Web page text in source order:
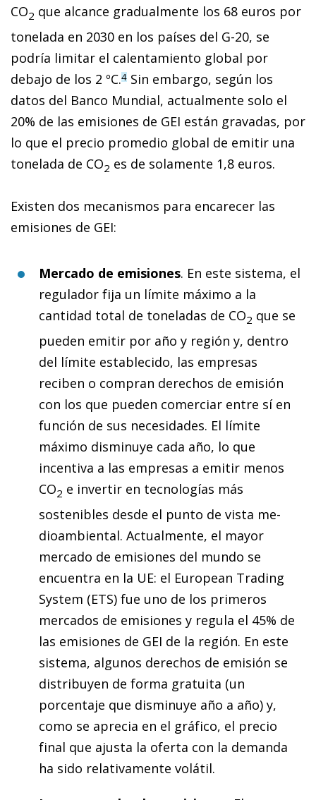
CO2 que alcance gradualmente los 68 euros por
tonelada en 2030 en los países del G-20, se
podría limitar el calentamiento global por
debajo de los 2 ºC.4 Sin embargo, según los
datos del Banco Mundial, actualmente solo el
20% de las emisiones de GEI están gravadas, por
lo que el precio promedio global de emitir una
tonelada de CO2 es de solamente 1,8 euros.
Existen dos mecanismos para encarecer las
emisiones de GEI:
Mercado de emisiones. En este sistema, el
regulador fija un límite máximo a la
cantidad total de toneladas de CO2 que se
pueden emitir por año y región y, dentro
del límite establecido, las empresas
reciben o compran derechos de emisión
con los que pueden comerciar entre sí en
función de sus necesidades. El límite
máximo disminuye cada año, lo que
incentiva a las empresas a emitir menos
CO2 e invertir en tecnologías más
sostenibles desde el punto de vista me­­
dioambiental. Actualmente, el mayor
mercado de emisiones del mundo se
encuentra en la UE: el European Trading
System (ETS) fue uno de los primeros
mercados de emisiones y regula el 45% de
las emisiones de GEI de la región. En este
sistema, algunos derechos de emisión se
distribuyen de forma gratuita (un
porcentaje que disminuye año a año) y,
como se aprecia en el gráfico, el precio
final que ajusta la oferta con la demanda
ha sido relativamente volátil.